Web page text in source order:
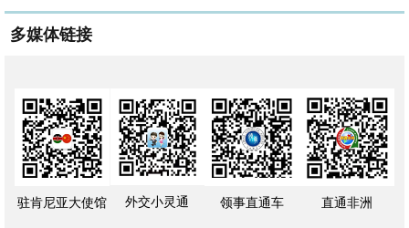
多媒体链接
驻肯尼亚大使馆 外交小灵通 领事直通车 直通非洲